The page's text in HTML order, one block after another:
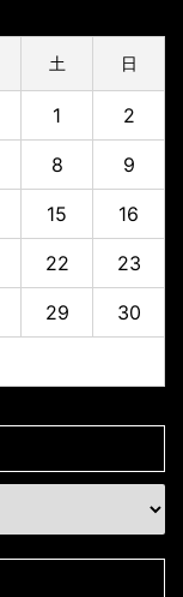
土 日
1 2
8 9
15 16
22 23
29 30